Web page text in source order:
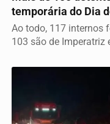
temporária do Dia
Ao todo, 117 internos
103 são de Imperatriz